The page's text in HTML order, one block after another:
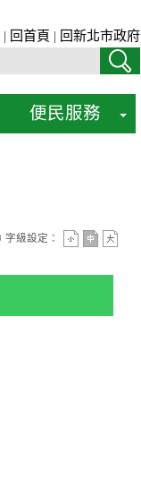
| 回首頁 | 回新北市政府
便民服務
字級設定：